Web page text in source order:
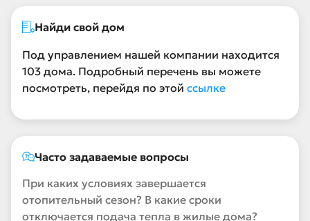
Найди свой дом
Под управлением нашей компании находится
103 дома. Подробный перечень вы можете
посмотреть, перейдя по этой ссылке
Часто задаваемые вопросы
При каких условиях завершается
отопительный сезон? В какие сроки
отключается подача тепла в жилые дома?